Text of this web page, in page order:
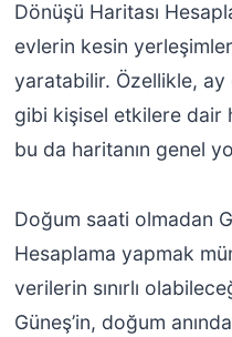
Dönüşü Haritası
evlerin kesin
yaratabilir. Özellikle, ay
gibi kişisel etkilere dair
bu da haritanın genel
Doğum saati olmadan
Hesaplama yapmak
verilerin sınırlı
Güneş’in, doğum